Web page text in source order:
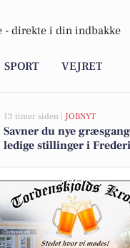
- direkte i din indbakke
SPORT VEJRET
13 timer siden | JOBNYT
Savner du nye
ledige stillinger i